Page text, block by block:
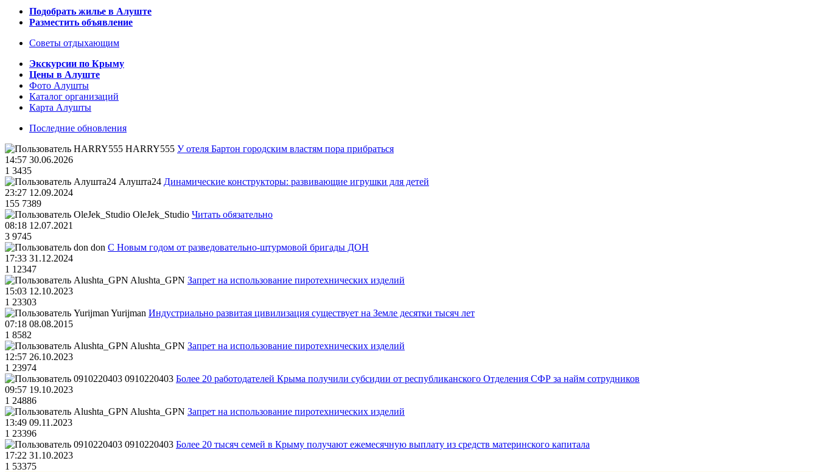
Подобрать жилье в Алуште
Разместить объявление
Советы отдыхающим
Экскурсии по Крыму
Цены в Алуште
Фото Алушты
Каталог организаций
Карта Алушты
Последние обновления
HARRY555 У отеля Бартон городским властям пора прибраться
14:57 30.06.2026
1 3435
Алушта24 Динамические конструкторы: развивающие игрушки для детей
23:27 12.09.2024
155 7389
OleJek_Studio Читать обязательно
08:18 12.07.2021
3 9745
don С Новым годом от разведовательно-штурмовой бригады ДОН
17:33 31.12.2024
1 12347
Alushta_GPN Запрет на использование пиротехнических изделий
15:03 12.10.2023
1 23303
Yurijman Индустриально развитая цивилизация существует на Земле десятки тысяч лет
07:18 08.08.2015
1 8582
Alushta_GPN Запрет на использование пиротехнических изделий
12:57 26.10.2023
1 23974
0910220403 Более 20 работодателей Крыма получили субсидии от республиканского Отделения СФР за найм сотрудников
09:57 19.10.2023
1 24886
Alushta_GPN Запрет на использование пиротехнических изделий
13:49 09.11.2023
1 23396
0910220403 Более 20 тысяч семей в Крыму получают ежемесячную выплату из средств материнского капитала
17:22 31.10.2023
1 53375